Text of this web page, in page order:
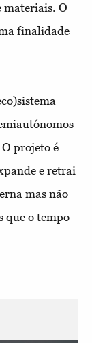
materiais. O
finalidade
projeto é
e retrai
mas não
que o tempo